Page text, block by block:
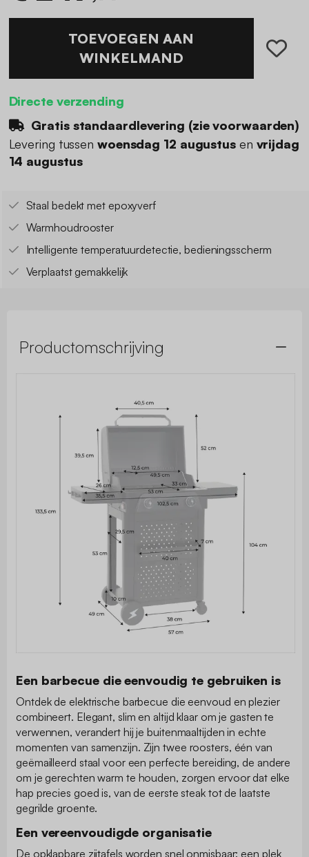
TOEVOEGEN AAN
WINKELMAND
Directe verzending
Gratis standaardlevering (zie voorwaarden)
Levering tussen woensdag 12 augustusen vrijdag
14 augustus
Staal bedekt met epoxyverf
Warmhoudrooster
Intelligente temperatuurdetectie, bedieningsscherm
Verplaatst gemakkelijk
Productomschrijving
Een barbecue die eenvoudig te gebruiken is
Ontdek de elektrische barbecue die eenvoud en plezier
combineert. Elegant, slim en altijd klaar om je gasten te
verwennen, verandert hij je buitenmaaltijden in echte
momenten van samenzijn. Zijn twee roosters, één van
geëmailleerd staal voor een perfecte bereiding, de andere
om je gerechten warm te houden, zorgen ervoor dat elke
hap precies goed is, van de eerste steak tot de laatste
gegrilde groente.
Een vereenvoudigde organisatie
De opklapbare zijtafels worden snel onmisbaar: een plek